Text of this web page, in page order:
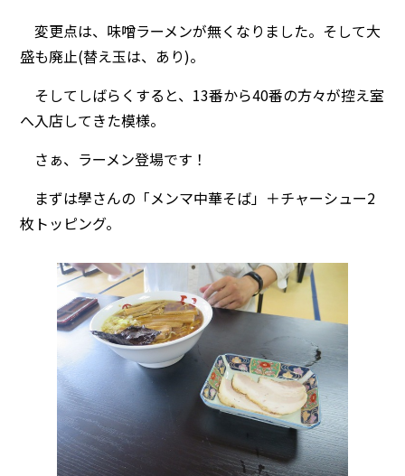
変更点は、味噌ラーメンが無くなりました。そして大
盛も廃止(替え玉は、あり)。
そしてしばらくすると、13番から40番の方々が控え室
へ入店してきた模様。
さぁ、ラーメン登場です！
まずは學さんの「メンマ中華そば」＋チャーシュー2
枚トッピング。